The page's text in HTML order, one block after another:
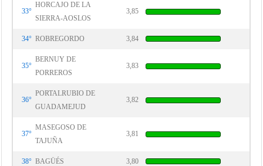
33°
HORCAJO DE LA
SIERRA-AOSLOS
3,85
34° ROBREGORDO 3,84
35°
BERNUY DE
PORREROS
3,83
36°
PORTALRUBIO DE
GUADAMEJUD
3,82
37°
MASEGOSO DE
TAJUÑA
3,81
38° BAGÜÉS 3,80